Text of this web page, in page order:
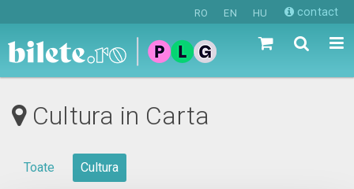
RO EN HU contact
Cultura in Carta
Toate Cultura